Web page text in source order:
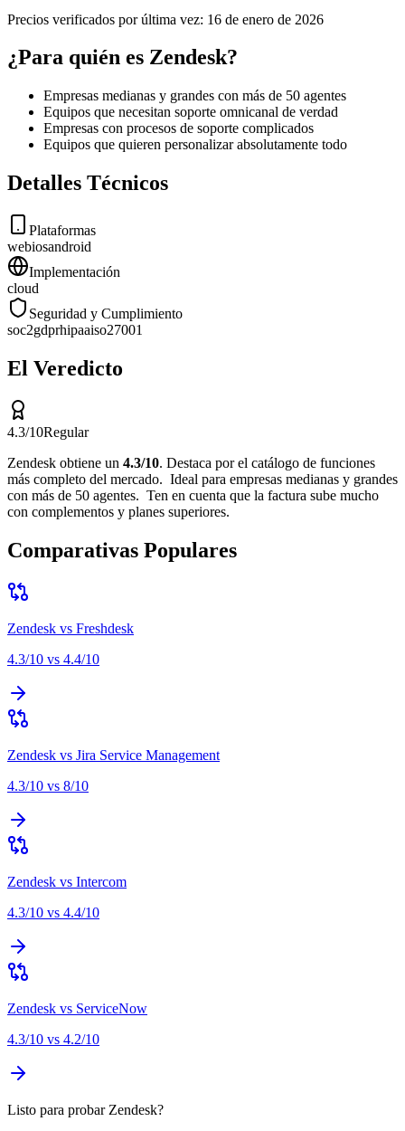
Precios verificados por última vez: 16 de enero de 2026
¿Para quién es Zendesk?
Empresas medianas y grandes con más de 50 agentes
Equipos que necesitan soporte omnicanal de verdad
Empresas con procesos de soporte complicados
Equipos que quieren personalizar absolutamente todo
Detalles Técnicos
Plataformas
webiosandroid
Implementación
cloud
Seguridad y Cumplimiento
soc2gdprhipaaiso27001
El Veredicto
4.3/10Regular
Zendesk obtiene un 4.3/10. Destaca porel catálogo de funciones
más completo del mercado. Ideal para empresas medianas y grandes
con más de 50 agentes. Ten en cuenta que la factura sube mucho
con complementos y planes superiores.
Comparativas Populares
Zendesk vs Freshdesk
4.3/10 vs 4.4/10
Zendesk vs Jira Service Management
4.3/10 vs 8/10
Zendesk vs Intercom
4.3/10 vs 4.4/10
Zendesk vs ServiceNow
4.3/10 vs 4.2/10
Listo para probar Zendesk?